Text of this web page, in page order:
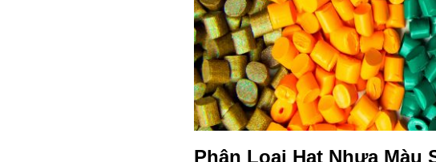
Phân Loại Hạt Nhựa Màu